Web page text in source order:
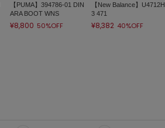
【PUMA】394786-01 DIN
ARA BOOT WNS
¥8,800 50%OFF
【New Balance】U4712H
3 471
¥8,382 40%OFF